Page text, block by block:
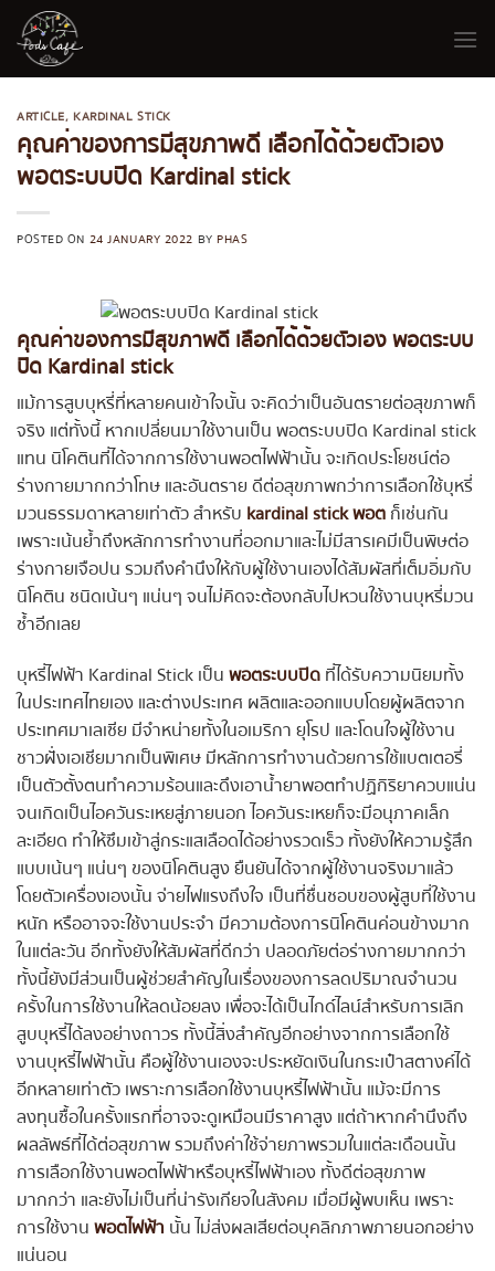
Skip
content
ARTICLE,KARDINAL STICK
คุณค่าของการมีสุขภาพดี เลือกได้ด้วยตัวเอง
พอตระบบปิด Kardinal stick
POSTED ON 24 JANUARY 2022 BYPHAS
คุณค่าของการมีสุขภาพดี เลือกได้ด้วยตัวเอง พอตระบบ
ปิด Kardinal stick
แม้การสูบบุหรี่ที่หลายคนเข้าใจนั้น จะคิดว่าเป็นอันตรายต่อสุขภาพก็
จริง แต่ทั้งนี้ หากเปลี่ยนมาใช้งานเป็น พอตระบบปิด Kardinal stick
แทน นิโคตินที่ได้จากการใช้งานพอตไฟฟ้านั้น จะเกิดประโยชน์ต่อ
ร่างกายมากกว่าโทษ และอันตราย ดีต่อสุขภาพกว่าการเลือกใช้บุหรี่
มวนธรรมดาหลายเท่าตัว สำหรับ kardinal stick พอตก็เช่นกัน
เพราะเน้นย้ำถึงหลักการทำงานที่ออกมาและไม่มีสารเคมีเป็นพิษต่อ
ร่างกายเจือปน รวมถึงคำนึงให้กับผู้ใช้งานเองได้สัมผัสที่เต็มอิ่มกับ
นิโคติน ชนิดเน้นๆ แน่นๆ จนไม่คิดจะต้องกลับไปหวนใช้งานบุหรี่มวน
ซ้ำอีกเลย
บุหรี่ไฟฟ้า Kardinal Stick เป็นพอตระบบปิดที่ได้รับความนิยมทั้ง
ในประเทศไทยเอง และต่างประเทศ ผลิตและออกแบบโดยผู้ผลิตจาก
ประเทศมาเลเซีย มีจำหน่ายทั้งในอเมริกา ยุโรป และโดนใจผู้ใช้งาน
ชาวฝั่งเอเชียมากเป็นพิเศษ มีหลักการทำงานด้วยการใช้แบตเตอรี่
เป็นตัวตั้งตนทำความร้อนและดึงเอาน้ำยาพอตทำปฏิกิริยาควบแน่น
จนเกิดเป็นไอควันระเหยสู่ภายนอก ไอควันระเหยก็จะมีอนุภาคเล็ก
ละเอียด ทำให้ซึมเข้าสู่กระแสเลือดได้อย่างรวดเร็ว ทั้งยังให้ความรู้สึก
แบบเน้นๆ แน่นๆ ของนิโคตินสูง ยืนยันได้จากผู้ใช้งานจริงมาแล้ว
โดยตัวเครื่องเองนั้น จ่ายไฟแรงถึงใจ เป็นที่ชื่นชอบของผู้สูบที่ใช้งาน
หนัก หรืออาจจะใช้งานประจำ มีความต้องการนิโคตินค่อนข้างมาก
ในแต่ละวัน อีกทั้งยังให้สัมผัสที่ดีกว่า ปลอดภัยต่อร่างกายมากกว่า
ทั้งนี้ยังมีส่วนเป็นผู้ช่วยสำคัญในเรื่องของการลดปริมาณจำนวน
ครั้งในการใช้งานให้ลดน้อยลง เพื่อจะได้เป็นไกด์ไลน์สำหรับการเลิก
สูบบุหรี่ได้ลงอย่างถาวร ทั้งนี้สิ่งสำคัญอีกอย่างจากการเลือกใช้
งานบุหรี่ไฟฟ้านั้น คือผู้ใช้งานเองจะประหยัดเงินในกระเป๋าสตางค์ได้
อีกหลายเท่าตัว เพราะการเลือกใช้งานบุหรี่ไฟฟ้านั้น แม้จะมีการ
ลงทุนซื้อในครั้งแรกที่อาจจะดูเหมือนมีราคาสูง แต่ถ้าหากคำนึงถึง
ผลลัพธ์ที่ได้ต่อสุขภาพ รวมถึงค่าใช้จ่ายภาพรวมในแต่ละเดือนนั้น
การเลือกใช้งานพอตไฟฟ้าหรือบุหรี่ไฟฟ้าเอง ทั้งดีต่อสุขภาพ
มากกว่า และยังไม่เป็นที่น่ารังเกียจในสังคม เมื่อมีผู้พบเห็น เพราะ
การใช้งานพอตไฟฟ้า นั้น ไม่ส่งผลเสียต่อบุคลิกภาพภายนอกอย่าง
แน่นอน